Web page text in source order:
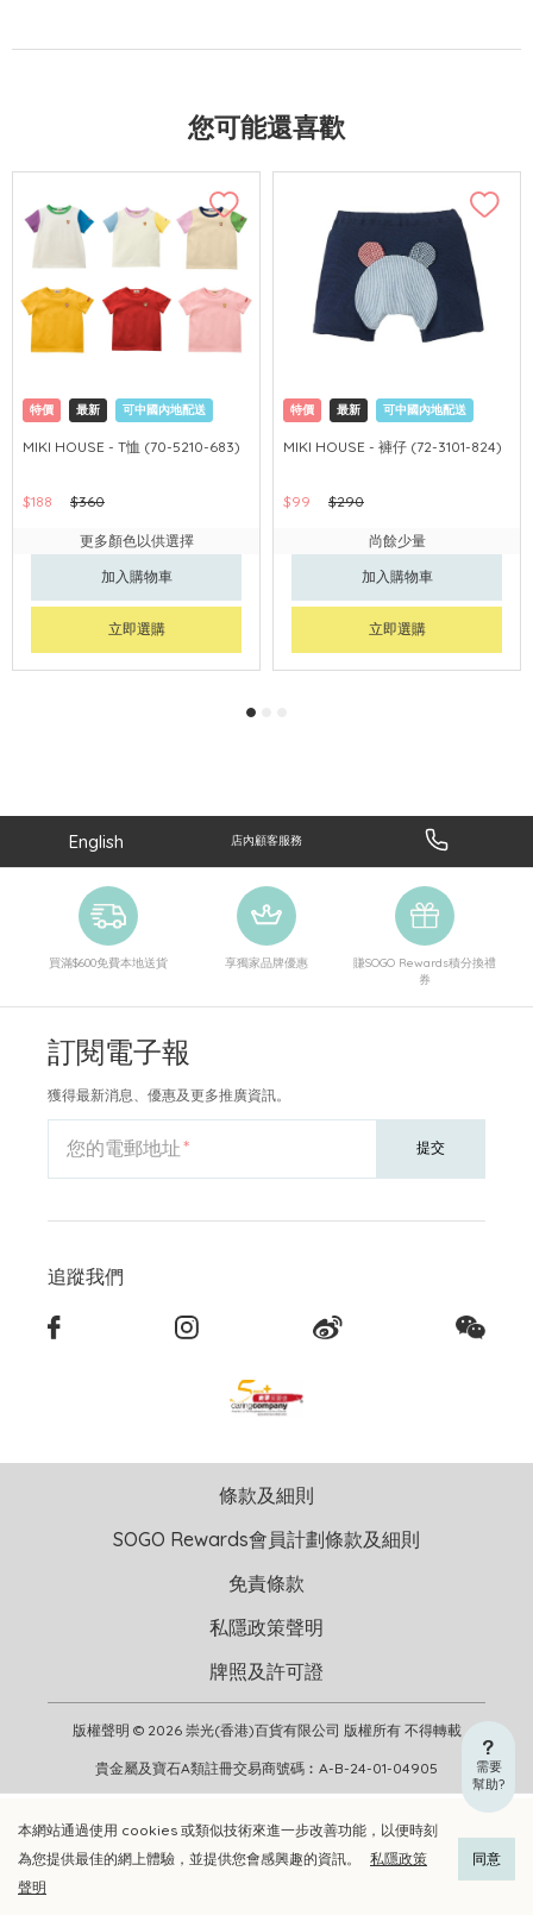
加入購物車 立即選購
您可能還喜歡
特價 最新 可中國內地配送
MIKI HOUSE - T恤 (70-5210-683)
$188 $360
更多顏色以供選擇
加入購物車
立即選購
特價 最新 可中國內地配送
MIKI HOUSE - 褲仔 (72-3101-824)
$99 $290
尚餘少量
加入購物車
立即選購
本網站通過使用 cookies 或類似技術來進一步改善功能，以便時刻
為您提供最佳的網上體驗，並提供您會感興趣的資訊。
私隱政策
聲明
同意
需要
幫助?
English 店內顧客服務
買滿$600免費本地送貨 享獨家品牌優惠
賺SOGO Rewards積分換禮
券
訂閱電子報
獲得最新消息、優惠及更多推廣資訊。
您的電郵地址 提交
追蹤我們
版權聲明 © 2026 崇光(香港)百貨有限公司 版權所有 不得轉載
貴金屬及寶石A類註冊交易商號碼︰A-B-24-01-04905
條款及細則
SOGO Rewards會員計劃條款及細則
免責條款
私隱政策聲明
牌照及許可證